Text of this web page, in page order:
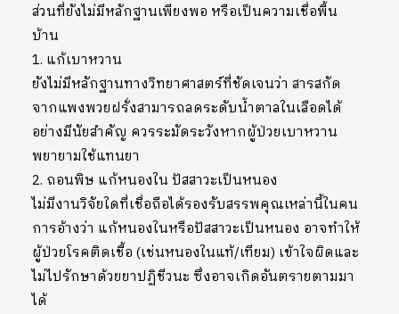
ส่วนที่ยังไม่มีหลักฐานเพียงพอ หรือเป็นความเชื่อพื้น
บ้าน
1. แก้เบาหวาน
ยังไม่มีหลักฐานทางวิทยาศาสตร์ที่ชัดเจนว่า สารสกัด
จากแพงพวยฝรั่งสามารถลดระดับน้ำตาลในเลือดได้
อย่างมีนัยสำคัญ ควรระมัดระวังหากผู้ป่วยเบาหวาน
พยายามใช้แทนยา
2. ถอนพิษ แก้หนองใน ปัสสาวะเป็นหนอง
ไม่มีงานวิจัยใดที่เชื่อถือได้รองรับสรรพคุณเหล่านี้ในคน
การอ้างว่า แก้หนองในหรือปัสสาวะเป็นหนอง อาจทำให้
ผู้ป่วยโรคติดเชื้อ (เช่นหนองในแท้/เทียม) เข้าใจผิดและ
ไม่ไปรักษาด้วยยาปฏิชีวนะ ซึ่งอาจเกิดอันตรายตามมา
ได้